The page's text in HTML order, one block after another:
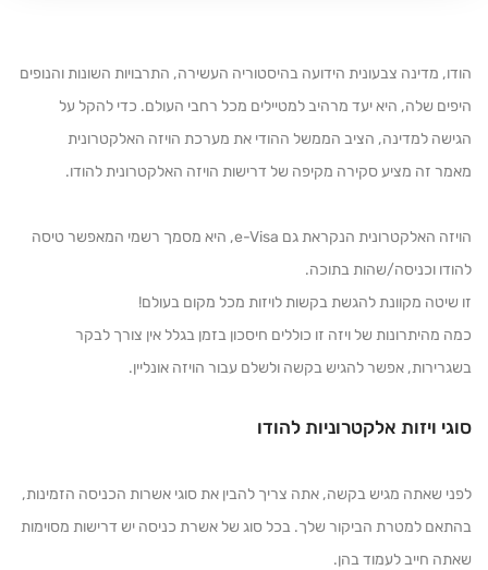
הודו, מדינה צבעונית הידועה בהיסטוריה העשירה, התרבויות השונות והנופים
היפים שלה, היא יעד מרהיב למטיילים מכל רחבי העולם. כדי להקל על
הגישה למדינה, הציב הממשל ההודי את מערכת הויזה האלקטרונית
מאמר זה מציע סקירה מקיפה של דרישות הויזה האלקטרונית להודו.
הויזה האלקטרונית הנקראת גם e-Visa, היא מסמך רשמי המאפשר טיסה
להודו וכניסה/שהות בתוכה.
זו שיטה מקוונת להגשת בקשות לויזות מכל מקום בעולם!
כמה מהיתרונות של ויזה זו כוללים חיסכון בזמן בגלל אין צורך לבקר
בשגרירות, אפשר להגיש בקשה ולשלם עבור הויזה אונליין.
סוגי ויזות אלקטרוניות להודו
לפני שאתה מגיש בקשה, אתה צריך להבין את סוגי אשרות הכניסה הזמינות,
בהתאם למטרת הביקור שלך. בכל סוג של אשרת כניסה יש דרישות מסוימות
שאתה חייב לעמוד בהן.